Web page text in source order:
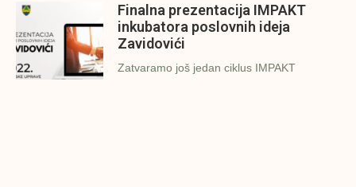
Finalna prezentacija IMPAKT
inkubatora poslovnih ideja
Zavidovići
Zatvaramo još jedan ciklus IMPAKT